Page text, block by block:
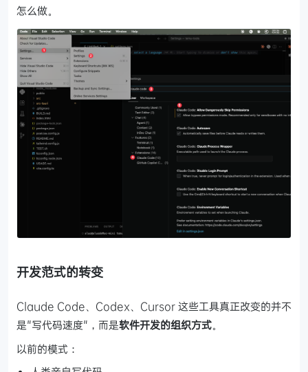
怎么做。
开发范式的转变
Claude Code、Codex、Cursor 这些工具真正改变的并不
是"写代码速度"，而是软件开发的组织方式。
以前的模式：